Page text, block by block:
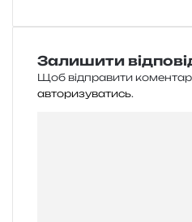
Залишити
Щоб відправити
авторизуватись.